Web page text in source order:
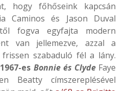
hogy főhőseink kapcsán
Caminos és Jason Duval
fogva egyfajta modern
van jellemezve, azzal a
szabaduló fél a lány.
1967-es Bonnie és ClydeFaye
Beatty címszereplésével